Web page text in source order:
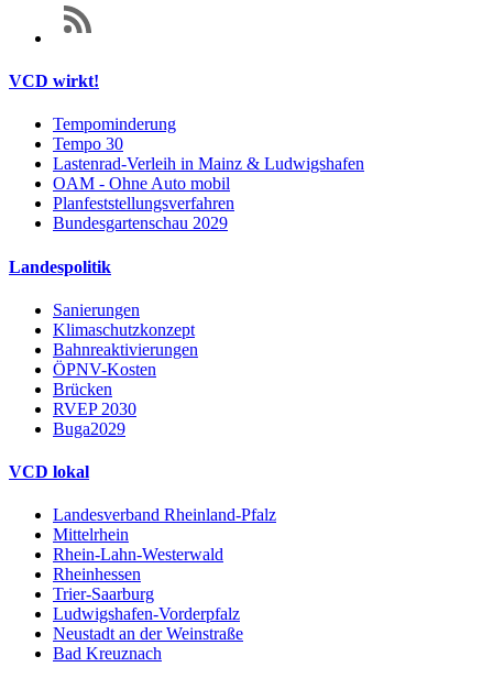
VCD wirkt!
Tempominderung
Tempo 30
Lastenrad-Verleih in Mainz & Ludwigshafen
OAM - Ohne Auto mobil
Planfeststellungsverfahren
Bundesgartenschau 2029
Landespolitik
Sanierungen
Klimaschutzkonzept
Bahnreaktivierungen
ÖPNV-Kosten
Brücken
RVEP 2030
Buga2029
VCD lokal
Landesverband Rheinland-Pfalz
Mittelrhein
Rhein-Lahn-Westerwald
Rheinhessen
Trier-Saarburg
Ludwigshafen-Vorderpfalz
Neustadt an der Weinstraße
Bad Kreuznach